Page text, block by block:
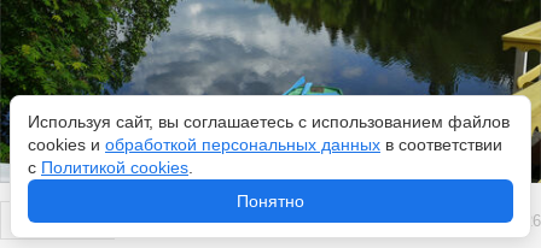
Перейти 8 августа 2026
Используя сайт, вы соглашаетесь с использованием файлов
cookies и обработкой персональных данных в соответствии
с Политикой cookies
Понятно